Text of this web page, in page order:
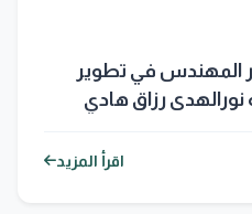
أهميه دور المهندس في تطوير
اقرأ المزيد